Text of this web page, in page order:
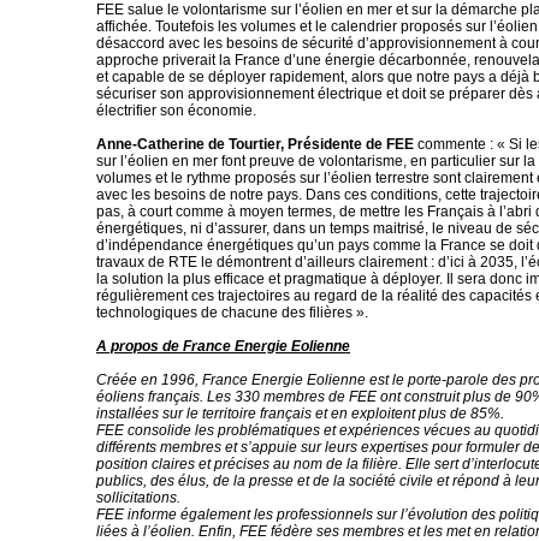
FEE salue le volontarisme sur l’éolien en mer et sur la démarche
affichée. Toutefois les volumes et le calendrier proposés sur
désaccord avec les besoins de sécurité d’approvisionnement à
approche priverait la France d’une énergie décarbonnée,
et capable de se déployer rapidement, alors que notre pays a déjà
sécuriser son approvisionnement électrique et doit se préparer dès
électrifier son économie.
Anne-Catherine de Tourtier, Présidente de FEE commente : « Si
sur l’éolien en mer font preuve de volontarisme, en particulier sur
volumes et le rythme proposés sur l’éolien terrestre sont
avec les besoins de notre pays. Dans ces conditions, cette
pas, à court comme à moyen termes, de mettre les Français à l’abri
énergétiques, ni d’assurer, dans un temps maitrisé, le niveau de
d’indépendance énergétiques qu’un pays comme la France se doit
travaux de RTE le démontrent d’ailleurs clairement : d’ici à 2035,
la solution la plus efficace et pragmatique à déployer. Il sera donc
régulièrement ces trajectoires au regard de la réalité des capacités
technologiques de chacune des filières ».
A propos de France Energie Eolienne
Créée en 1996, France Energie Eolienne est le porte-parole des
éoliens français. Les 330 membres de FEE ont construit plus de
installées sur le territoire français et en exploitent plus de 85%.
FEE consolide les problématiques et expériences vécues au
différents membres et s’appuie sur leurs expertises pour formuler
position claires et précises au nom de la filière. Elle sert
publics, des élus, de la presse et de la société civile et répond à
sollicitations.
FEE informe également les professionnels sur l’évolution des
liées à l’éolien. Enfin, FEE fédère ses membres et les met en